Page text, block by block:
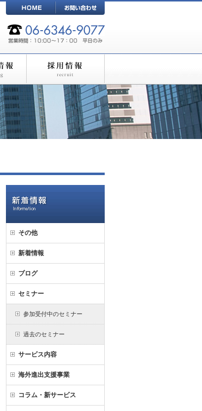
その他
新着情報
ブログ
セミナー
参加受付中のセミナー
過去のセミナー
サービス内容
海外進出支援事業
コラム・新サービス